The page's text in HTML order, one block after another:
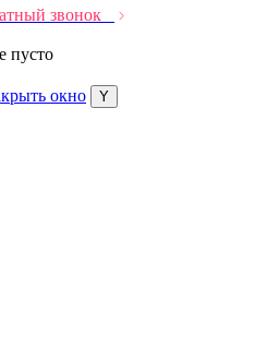
звонок
пусто
окно